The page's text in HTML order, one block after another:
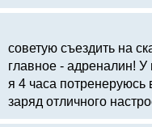
советую съездить на
главное - адреналин! У
я 4 часа потренеруюсь
заряд отличного